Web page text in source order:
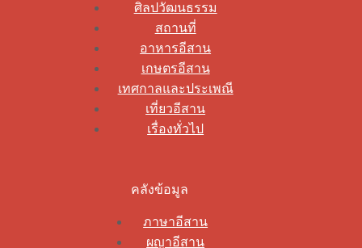
ศิลปวัฒนธรรม
สถานที่
อาหารอีสาน
เกษตรอีสาน
เทศกาลและประเพณี
เที่ยวอีสาน
เรื่องทั่วไป
คลังข้อมูล
ภาษาอีสาน
ผญาอีสาน